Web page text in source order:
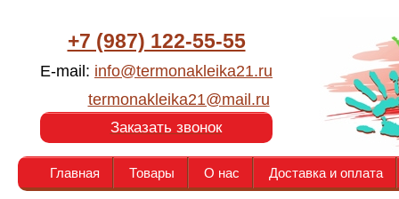
+7 (987) 122-55-55
E-mail: info@termonakleika21.ru
termonakleika21@mail.ru
Заказать звонок
Главная Товары О нас Доставка и оплата